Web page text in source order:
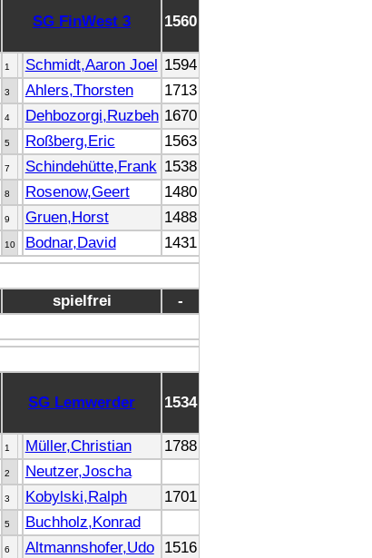
SG FinWest 3 1560
1 Schmidt,Aaron Joel 1594
3 Ahlers,Thorsten
1713
4 Dehbozorgi,Ruzbeh 1670
5 Roßberg,Eric
1563
7 Schindehütte,Frank 1538
8 Rosenow,Geert
1480
9 Gruen,Horst
1488
10 Bodnar,David 1431
spielfrei -
SG Lemwerder 1534
1 Müller,Christian
1788
2
Neutzer,Joscha
3 Kobylski,Ralph
1701
5
Buchholz,Konrad
6 Altmannshofer,Udo
1516